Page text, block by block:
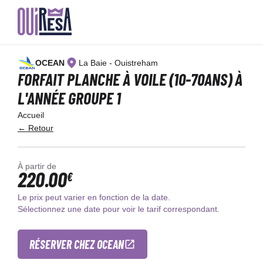
contenu
principal
OCEAN La Baie - Ouistreham
FORFAIT PLANCHE À VOILE (10-70ANS) À
L'ANNÉE GROUPE 1
Accueil
← Retour
À partir de
220.00€
Le prix peut varier en fonction de la date.
Sélectionnez une date pour voir le tarif correspondant.
RÉSERVER CHEZ OCEAN